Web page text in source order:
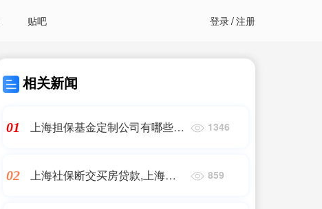
贴吧 登录/注册
相关新闻
01
上海担保基金定制公司有哪些最
1346
02
上海社保断交买房贷款,上海社
859